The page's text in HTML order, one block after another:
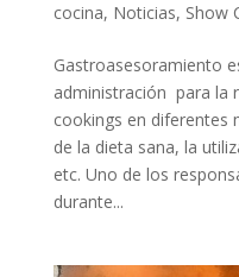
cocina, Noticias, Show
Gastroasesoramiento
administración para la
cookings en diferentes
de la dieta sana, la
etc. Uno de los
durante...